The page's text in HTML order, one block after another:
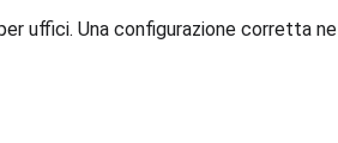
uffici. Una configurazione corretta ne